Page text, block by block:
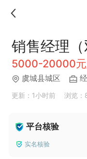
销售经理（
5000-20000元
虞城县城区
更新：1小时前 浏览：
平台核验
实名核验